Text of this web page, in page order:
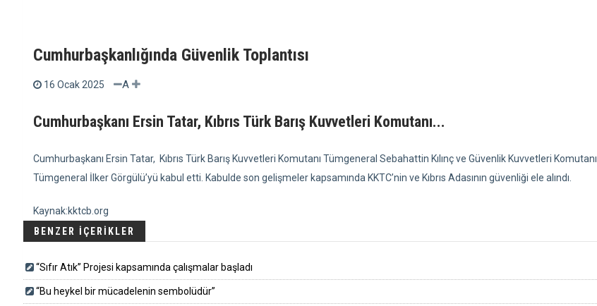
Cumhurbaşkanlığında Güvenlik Toplantısı
16 Ocak 2025 A
Cumhurbaşkanı Ersin Tatar, Kıbrıs Türk Barış Kuvvetleri Komutanı...
Cumhurbaşkanı Ersin Tatar, Kıbrıs Türk Barış Kuvvetleri Komutanı Tümgeneral Sebahattin Kılınç ve Güvenlik Kuvvetleri Komutanı
Tümgeneral İlker Görgülü’yü kabul etti. Kabulde son gelişmeler kapsamında KKTC’nin ve Kıbrıs Adasının güvenliği ele alındı.
Kaynak:kktcb.org
BENZER İÇERİKLER
“Sıfır Atık” Projesi kapsamında çalışmalar başladı
“Bu heykel bir mücadelenin sembolüdür”